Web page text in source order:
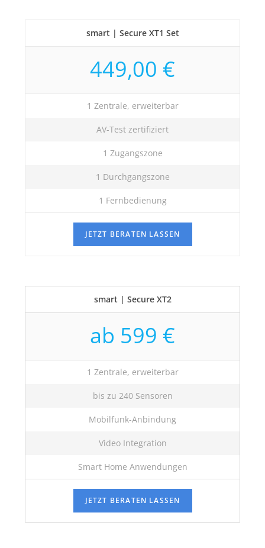
smart | Secure XT1 Set
449,00 €
1 Zentrale, erweiterbar
AV-Test zertifiziert
1 Zugangszone
1 Durchgangszone
1 Fernbedienung
JETZT BERATEN LASSEN
smart | Secure XT2
ab 599 €
1 Zentrale, erweiterbar
bis zu 240 Sensoren
Mobilfunk-Anbindung
Video Integration
Smart Home Anwendungen
JETZT BERATEN LASSEN